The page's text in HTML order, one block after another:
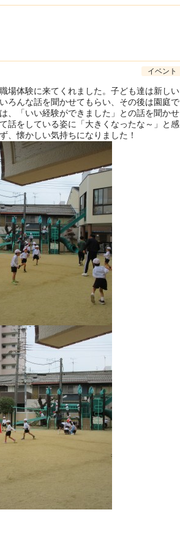
イベント
場体験に来てくれました。子ども達は新しい
ろんな話を聞かせてもらい、その後は園庭で
、「いい経験ができました」との話を聞かせ
話をしている姿に「大きくなったな～」と感
、懐かしい気持ちになりました！